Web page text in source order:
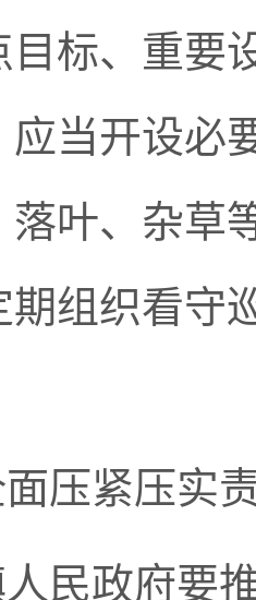
目标、重要
应当开设
落叶、杂草
期组织看守
压紧压实
民政府要